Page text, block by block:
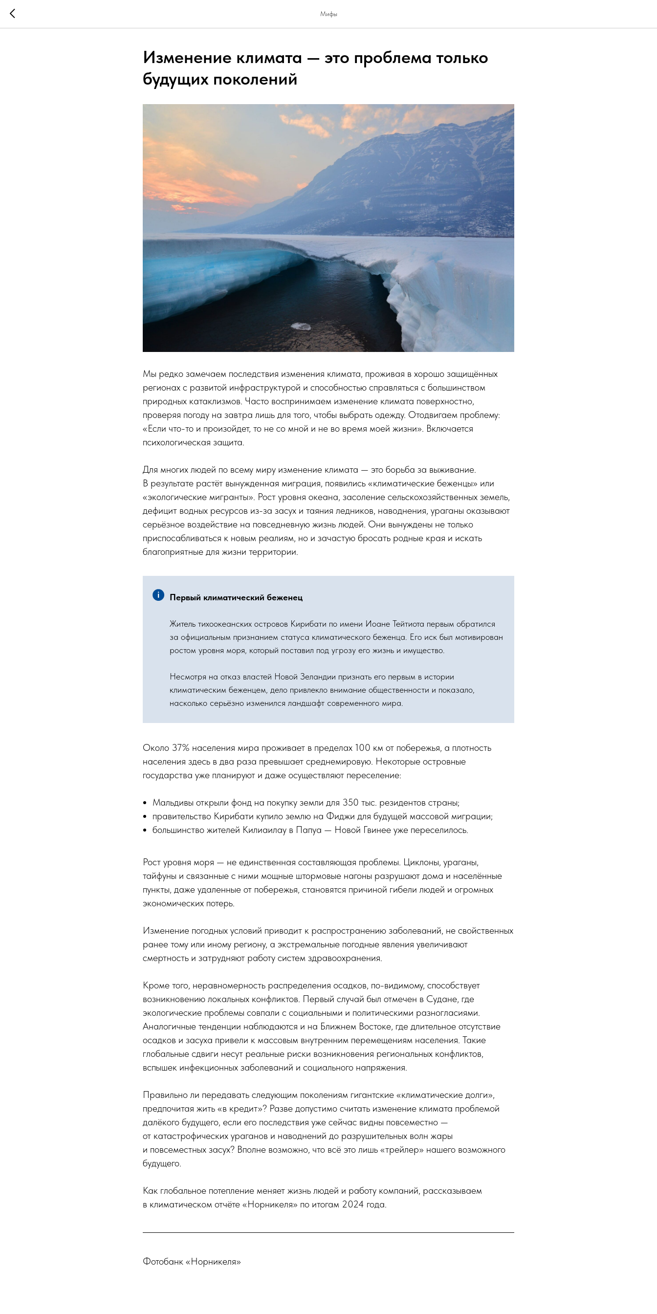
Мифы
Изменение климата — это проблема только
будущих поколений
Мы редко замечаем последствия изменения климата, проживая в хорошо защищённых
регионах с развитой инфраструктурой и способностью справляться с большинством
природных катаклизмов. Часто воспринимаем изменение климата поверхностно,
проверяя погоду на завтра лишь для того, чтобы выбрать одежду. Отодвигаем проблему:
«Если что-то и произойдет, то не со мной и не во время моей жизни». Включается
психологическая защита.
Для многих людей по всему миру изменение климата — это борьба за выживание.
В результате растёт вынужденная миграция, появились «климатические беженцы» или
«экологические мигранты». Рост уровня океана, засоление сельскохозяйственных земель,
дефицит водных ресурсов из-за засух и таяния ледников, наводнения, ураганы оказывают
серьёзное воздействие на повседневную жизнь людей. Они вынуждены не только
приспосабливаться к новым реалиям, но и зачастую бросать родные края и искать
благоприятные для жизни территории.
Первый климатический беженец
Житель тихоокеанских островов Кирибати по имени Иоане Тейтиота первым обратился
за официальным признанием статуса климатического беженца. Его иск был мотивирован
ростом уровня моря, который поставил под угрозу его жизнь и имущество.
Несмотря на отказ властей Новой Зеландии признать его первым в истории
климатическим беженцем, дело привлекло внимание общественности и показало,
насколько серьёзно изменился ландшафт современного мира.
Около 37% населения мира проживает в пределах 100 км от побережья, а плотность
населения здесь в два раза превышает среднемировую. Некоторые островные
государства уже планируют и даже осуществляют переселение:
Мальдивы открыли фонд на покупку земли для 350 тыс. резидентов страны;
правительство Кирибати купило землю на Фиджи для будущей массовой миграции;
большинство жителей Килиаилау в Папуа — Новой Гвинее уже переселилось.
Рост уровня моря — не единственная составляющая проблемы. Циклоны, ураганы,
тайфуны и связанные с ними мощные штормовые нагоны разрушают дома и населённые
пункты, даже удаленные от побережья, становятся причиной гибели людей и огромных
экономических потерь.
Изменение погодных условий приводит к распространению заболеваний, не свойственных
ранее тому или иному региону, а экстремальные погодные явления увеличивают
смертность и затрудняют работу систем здравоохранения.
Кроме того, неравномерность распределения осадков, по-видимому, способствует
возникновению локальных конфликтов. Первый случай был отмечен в Судане, где
экологические проблемы совпали с социальными и политическими разногласиями.
Аналогичные тенденции наблюдаются и на Ближнем Востоке, где длительное отсутствие
осадков и засуха привели к массовым внутренним перемещениям населения. Такие
глобальные сдвиги несут реальные риски возникновения региональных конфликтов,
вспышек инфекционных заболеваний и социального напряжения.
Правильно ли передавать следующим поколениям гигантские «климатические долги»,
предпочитая жить «в кредит»? Разве допустимо считать изменение климата проблемой
далёкого будущего, если его последствия уже сейчас видны повсеместно —
от катастрофических ураганов и наводнений до разрушительных волн жары
и повсеместных засух? Вполне возможно, что всё это лишь «трейлер» нашего возможного
будущего.
Как глобальное потепление меняет жизнь людей и работу компаний, рассказываем
в климатическом отчёте «Норникеля» по итогам 2024 года.
Фотобанк «Норникеля»